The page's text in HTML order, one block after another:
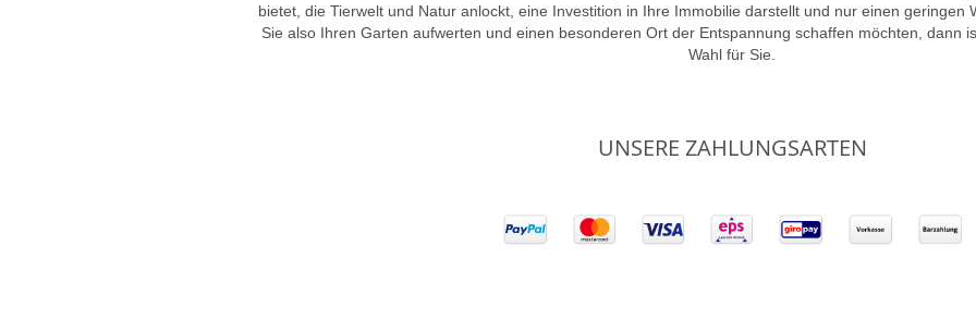
bietet, die Tierwelt und Natur anlockt, eine Investition in Ihre Immobilie darstellt und nur einen geringen
Sie also Ihren Garten aufwerten und einen besonderen Ort der Entspannung schaffen möchten, dann
Wahl für Sie.
UNSERE ZAHLUNGSARTEN